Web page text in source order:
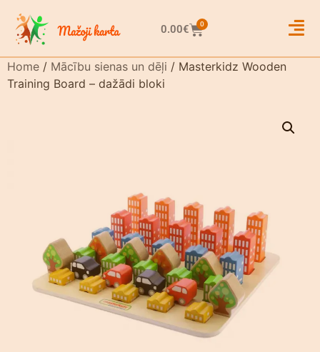
0.00€ 0
Home / Mācību sienas un dēļi / Masterkidz Wooden
Training Board – dažādi bloki